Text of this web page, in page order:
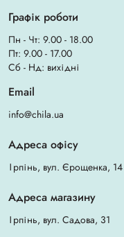
Графік роботи
Пн - Чт: 9.00 - 18.00
Пт: 9.00 - 17.00
Сб - Нд: вихідні
Email
info@chila.ua
Адреса офісу
Ірпінь, вул. Єрощенка, 14
Адреса магазину
Ірпінь, вул. Садова, 31